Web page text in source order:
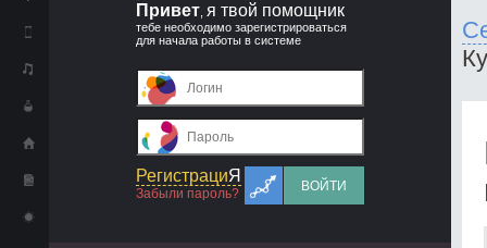
Привет я твой помощник
тебе необходимо зарегистрироваться
для начала работы в системе
РегистрациЯ
Забыли пароль?
ВОЙТИ